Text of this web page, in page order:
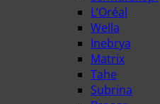
L’Oréal
Wella
Inebrya
Matrix
Tahe
Subrina